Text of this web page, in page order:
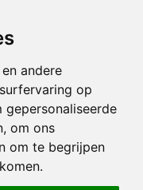
andere
op
om ons
om te begrijpen